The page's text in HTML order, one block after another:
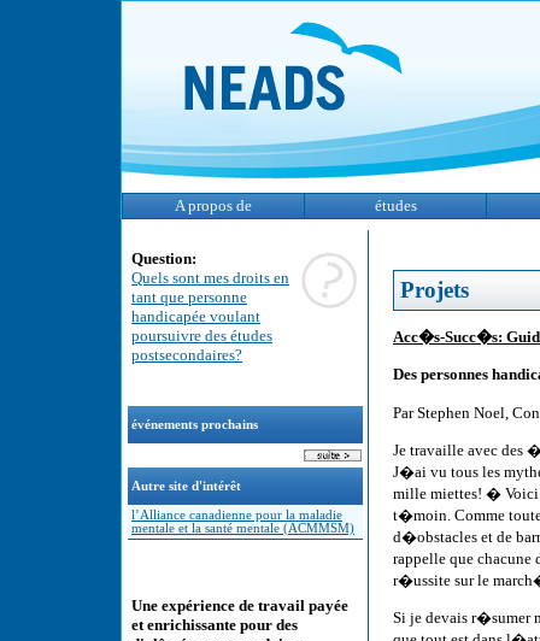
A propos de études
Question:
Quels sont mes droits en
tant que personne
handicapée voulant
poursuivre des études
postsecondaires?
événements prochains
Autre site d'intérêt
l’Alliance canadienne pour la maladie
mentale et la santé mentale (ACMMSM)
Une expérience de travail payée
et enrichissante pour des
Projets
Acc�s-Succ�s:
Des personnes
Par Stephen Noel,
Je travaille avec des
J�ai vu tous les
mille miettes! �
t�moin. Comme
d�obstacles et de
rappelle que chacune
r�ussite sur le
Si je devais r�sumer